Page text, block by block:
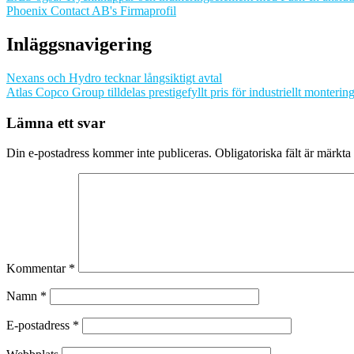
Phoenix Contact AB's Firmaprofil
Inläggsnavigering
Nexans och Hydro tecknar långsiktigt avtal
Atlas Copco Group tilldelas prestigefyllt pris för industriellt
Lämna ett svar
Din e-postadress kommer inte publiceras. Obligatoriska fält är märkta
Kommentar *
Namn *
E-postadress *